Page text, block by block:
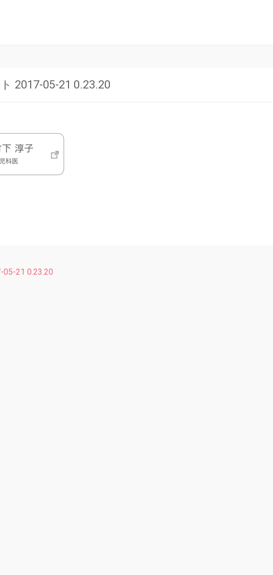
2017-05-21 0.23.20
05-21 0.23.20